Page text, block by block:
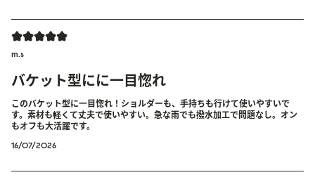
m.s
バケット型にに一目惚れ
このバケット型に一目惚れ！ショルダーも、手持ちも行けて使いやすいで
す。素材も軽くて丈夫で使いやすい。急な雨でも撥水加工で問題なし。オン
もオフも大活躍です。
16/07/2026